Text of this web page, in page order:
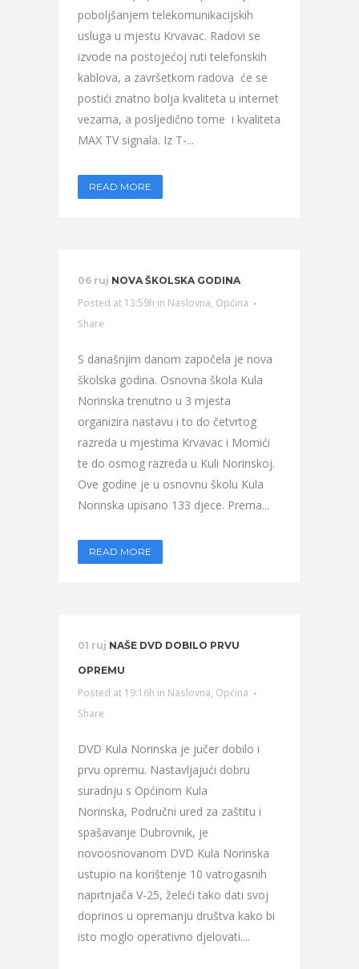
poboljšanjem telekomunikacijskih
usluga u mjestu Krvavac. Radovi se
izvode na postojećoj ruti telefonskih
kablova, a završetkom radova će se
postići znatno bolja kvaliteta u internet
vezama, a posljedično tome i kvaliteta
MAX TV signala. Iz T-...
READ MORE
06 ruj NOVA ŠKOLSKA GODINA
Posted at 13:59h in Naslovna, Općina
Share
S današnjim danom započela je nova
školska godina. Osnovna škola Kula
Norinska trenutno u 3 mjesta
organizira nastavu i to do četvrtog
razreda u mjestima Krvavac i Momići
te do osmog razreda u Kuli Norinskoj.
Ove godine je u osnovnu školu Kula
Norinska upisano 133 djece. Prema...
READ MORE
01 ruj NAŠE DVD DOBILO PRVU
OPREMU
Posted at 19:16h in Naslovna, Općina
Share
DVD Kula Norinska je jučer dobilo i
prvu opremu. Nastavljajući dobru
suradnju s Općinom Kula
Norinska, Područni ured za zaštitu i
spašavanje Dubrovnik, je
novoosnovanom DVD Kula Norinska
ustupio na korištenje 10 vatrogasnih
naprtnjača V-25, želeći tako dati svoj
doprinos u opremanju društva kako bi
isto moglo operativno djelovati....